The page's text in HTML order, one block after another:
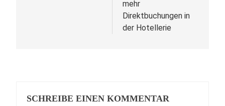
mehr
Direktbuchungen in
der Hotellerie
SCHREIBE EINEN KOMMENTAR